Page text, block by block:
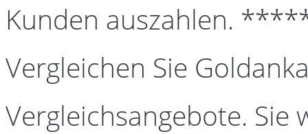
Kunden auszahlen.
Vergleichen Sie
Vergleichsangebote. Sie